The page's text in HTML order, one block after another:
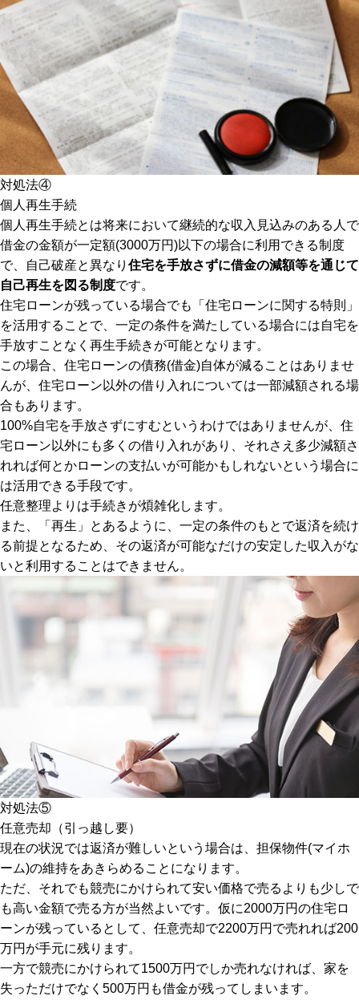
対処法④
個人再生手続
個人再生手続とは将来において継続的な収入見込みのある人で
借金の金額が一定額(3000万円)以下の場合に利用できる制度
で、自己破産と異なり 住宅を手放さずに借金の減額等を通じて
自己再生を図る制度です。
住宅ローンが残っている場合でも「住宅ローンに関する特則」
を活用することで、一定の条件を満たしている場合には自宅を
手放すことなく再生手続きが可能となります。
この場合、住宅ローンの債務(借金)自体が減ることはありませ
んが、住宅ローン以外の借り入れについては一部減額される場
合もあります。
100%自宅を手放さずにすむというわけではありませんが、住
宅ローン以外にも多くの借り入れがあり、それさえ多少減額さ
れれば何とかローンの支払いが可能かもしれないという場合に
は活用できる手段です。
任意整理よりは手続きが煩雑化します。
また、「再生」とあるように、一定の条件のもとで返済を続け
る前提となるため、その返済が可能なだけの安定した収入がな
いと利用することはできません。
対処法⑤
任意売却（引っ越し要）
現在の状況では返済が難しいという場合は、担保物件(マイホ
ーム)の維持をあきらめることになります。
ただ、それでも競売にかけられて安い価格で売るよりも少しで
も高い金額で売る方が当然よいです。仮に2000万円の住宅ロ
ーンが残っているとして、任意売却で2200万円で売れれば200
万円が手元に残ります。
一方で競売にかけられて1500万円でしか売れなければ、家を
失っただけでなく500万円も借金が残ってしまいます。